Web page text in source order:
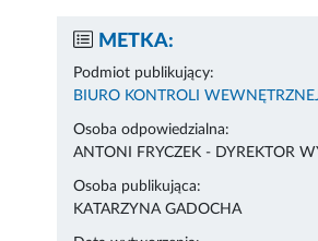
METKA:
Podmiot publikujący:
BIURO KONTROLI
Osoba odpowiedzialna:
ANTONI FRYCZEK - DYREKTOR
Osoba publikująca:
KATARZYNA GADOCHA